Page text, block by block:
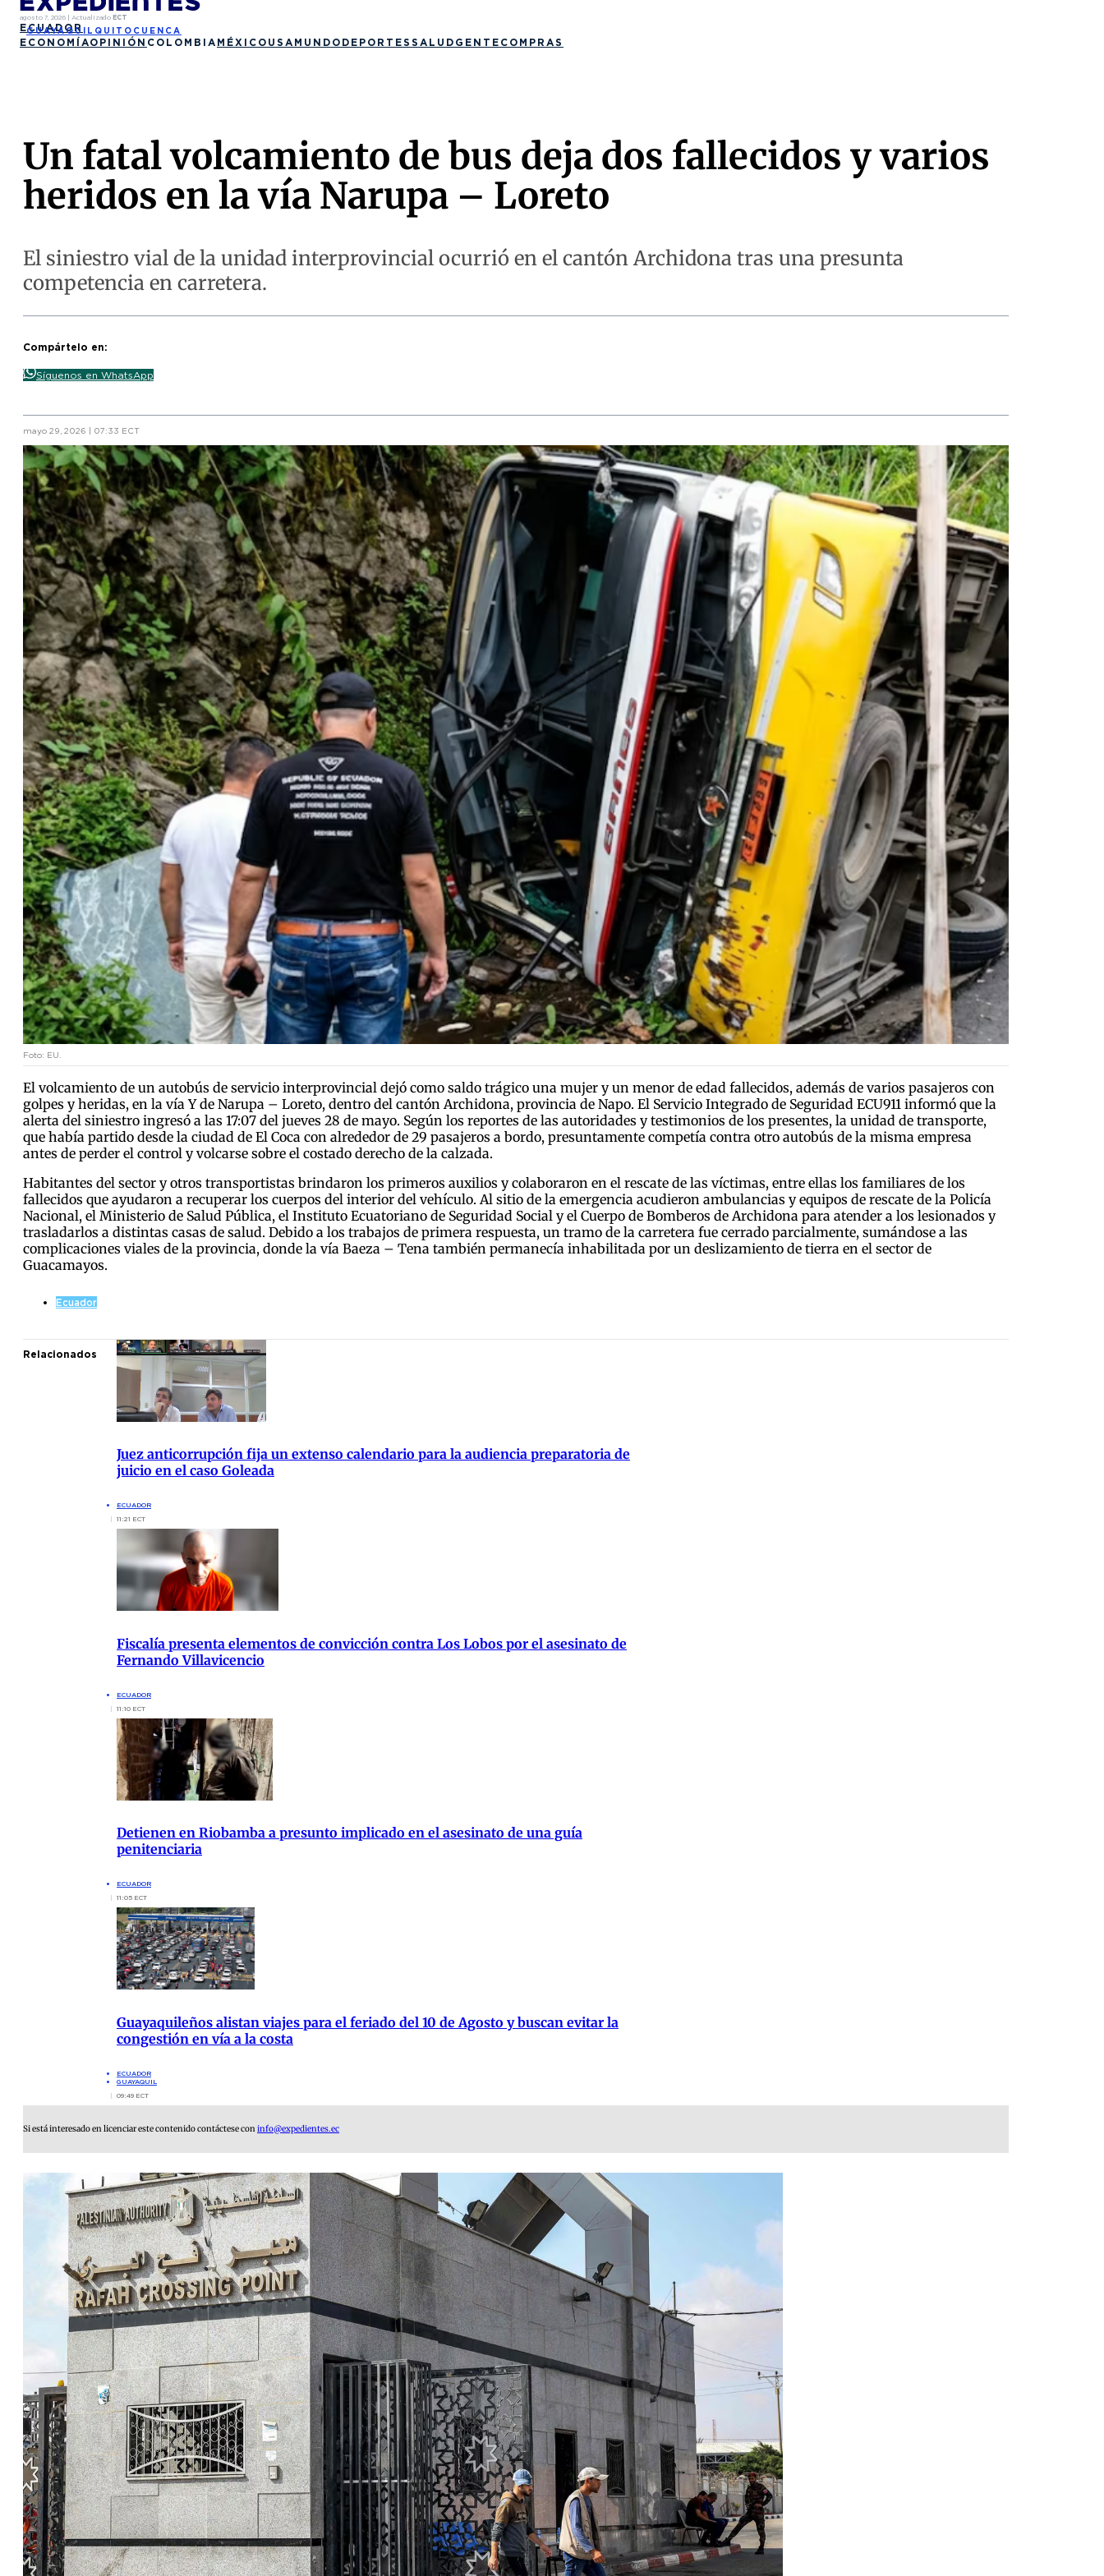
agosto 7, 2026 | Actualizado ECT
ECUADOR
GUAYAQUIL QUITO CUENCA
ECONOMÍAOPINIÓN COLOMBIA MÉXICO USA MUNDO DEPORTES SALUD GENTE COMPRAS
Un fatal volcamiento de bus deja dos fallecidos y varios
heridos en la vía Narupa – Loreto
El siniestro vial de la unidad interprovincial ocurrió en el cantón Archidona tras una presunta
competencia en carretera.
Compártelo en:
Síguenos en WhatsApp
mayo 29, 2026 | 07:33 ECT
Foto: EU.
El volcamiento de un autobús de servicio interprovincial dejó como saldo trágico una mujer y un menor de edad fallecidos, además de varios pasajeros con
golpes y heridas, en la vía Y de Narupa – Loreto, dentro del cantón Archidona, provincia de Napo. El Servicio Integrado de Seguridad ECU911 informó que la
alerta del siniestro ingresó a las 17:07 del jueves 28 de mayo. Según los reportes de las autoridades y testimonios de los presentes, la unidad de transporte,
que había partido desde la ciudad de El Coca con alrededor de 29 pasajeros a bordo, presuntamente competía contra otro autobús de la misma empresa
antes de perder el control y volcarse sobre el costado derecho de la calzada.
Habitantes del sector y otros transportistas brindaron los primeros auxilios y colaboraron en el rescate de las víctimas, entre ellas los familiares de los
fallecidos que ayudaron a recuperar los cuerpos del interior del vehículo. Al sitio de la emergencia acudieron ambulancias y equipos de rescate de la Policía
Nacional, el Ministerio de Salud Pública, el Instituto Ecuatoriano de Seguridad Social y el Cuerpo de Bomberos de Archidona para atender a los lesionados y
trasladarlos a distintas casas de salud. Debido a los trabajos de primera respuesta, un tramo de la carretera fue cerrado parcialmente, sumándose a las
complicaciones viales de la provincia, donde la vía Baeza – Tena también permanecía inhabilitada por un deslizamiento de tierra en el sector de
Guacamayos.
Ecuador
Relacionados
Juez anticorrupción fija un extenso calendario para la audiencia preparatoria de
juicio en el caso Goleada
ECUADOR
11:21 ECT
Fiscalía presenta elementos de convicción contra Los Lobos por el asesinato de
Fernando Villavicencio
ECUADOR
11:10 ECT
Detienen en Riobamba a presunto implicado en el asesinato de una guía
penitenciaria
ECUADOR
11:05 ECT
Guayaquileños alistan viajes para el feriado del 10 de Agosto y buscan evitar la
congestión en vía a la costa
ECUADOR
GUAYAQUIL
09:49 ECT
Si está interesado en licenciar este contenido contáctese coninfo@expedientes.ec